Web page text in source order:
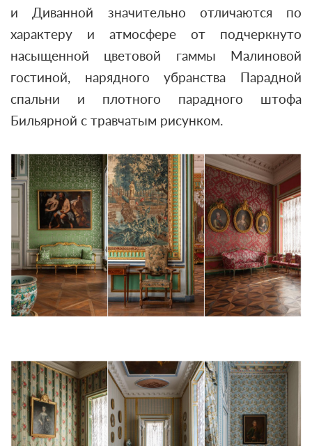
и Диванной значительно отличаются по
характеру и атмосфере от подчеркнуто
насыщенной цветовой гаммы Малиновой
гостиной, нарядного убранства Парадной
спальни и плотного парадного штофа
Бильярной с травчатым рисунком.